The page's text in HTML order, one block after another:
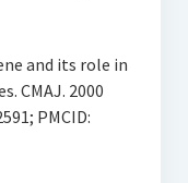
and its role in
CMAJ. 2000
PMCID: